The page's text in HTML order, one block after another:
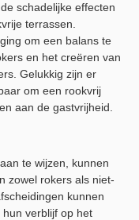
schadelijke effecten
terrassen.
om een balans te
en het creëren van
Gelukkig zijn er
om een rookvrij
aan de gastvrijheid.
te wijzen, kunnen
zowel rokers als niet-
kunnen
verblijf op het